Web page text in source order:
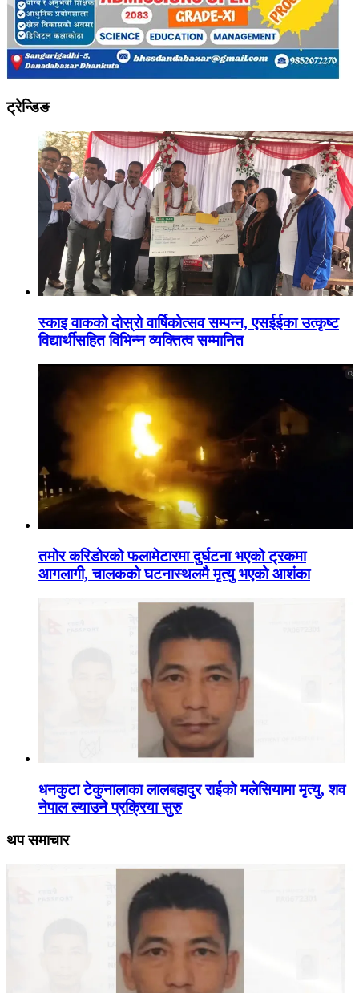
ट्रेन्डिङ
स्काइ वाकको दोस्रो वार्षिकोत्सव सम्पन्न, एसईईका उत्कृष्ट
विद्यार्थीसहित विभिन्न व्यक्तित्व सम्मानित
तमोर करिडोरको फलामेटारमा दुर्घटना भएको ट्रकमा
आगलागी, चालकको घटनास्थलमै मृत्यु भएको आशंका
धनकुटा टेकुनालाका लालबहादुर राईको मलेसियामा मृत्यु, शव
नेपाल ल्याउने प्रक्रिया सुरु
थप समाचार